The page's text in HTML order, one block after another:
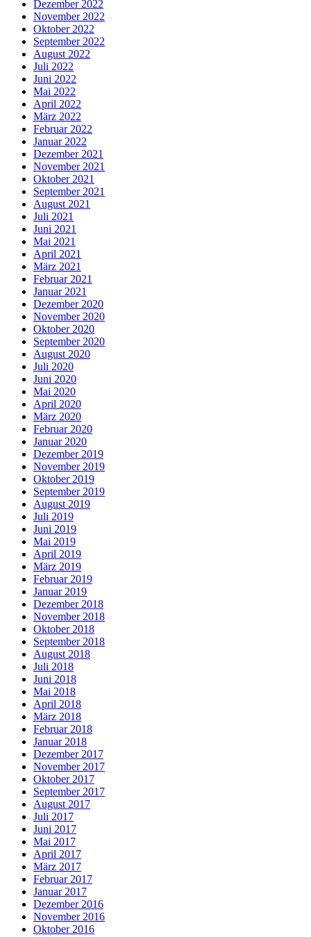
Dezember 2022
November 2022
Oktober 2022
September 2022
August 2022
Juli 2022
Juni 2022
Mai 2022
April 2022
März 2022
Februar 2022
Januar 2022
Dezember 2021
November 2021
Oktober 2021
September 2021
August 2021
Juli 2021
Juni 2021
Mai 2021
April 2021
März 2021
Februar 2021
Januar 2021
Dezember 2020
November 2020
Oktober 2020
September 2020
August 2020
Juli 2020
Juni 2020
Mai 2020
April 2020
März 2020
Februar 2020
Januar 2020
Dezember 2019
November 2019
Oktober 2019
September 2019
August 2019
Juli 2019
Juni 2019
Mai 2019
April 2019
März 2019
Februar 2019
Januar 2019
Dezember 2018
November 2018
Oktober 2018
September 2018
August 2018
Juli 2018
Juni 2018
Mai 2018
April 2018
März 2018
Februar 2018
Januar 2018
Dezember 2017
November 2017
Oktober 2017
September 2017
August 2017
Juli 2017
Juni 2017
Mai 2017
April 2017
März 2017
Februar 2017
Januar 2017
Dezember 2016
November 2016
Oktober 2016